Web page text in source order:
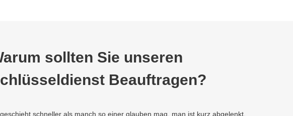
sollten Sie unseren
Beauftragen?
schneller als manch so einer glauben mag, man ist kurz abgelenkt,